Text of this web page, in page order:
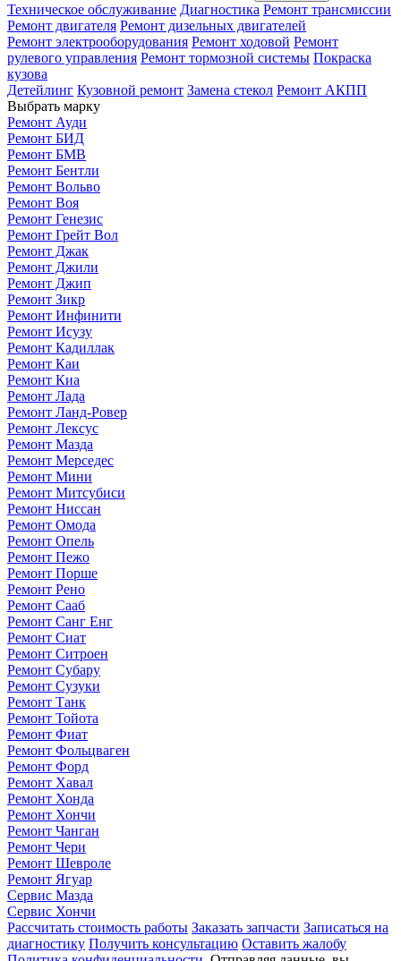
Техническое обслуживание Диагностика Ремонт трансмиссии
Ремонт двигателя Ремонт дизельных двигателей
Ремонт электрооборудования Ремонт ходовой Ремонт
рулевого управления Ремонт тормозной системы Покраска
кузова
Детейлинг Кузовной ремонт Замена стекол Ремонт АКПП
Выбрать марку
Ремонт Ауди
Ремонт БИД
Ремонт БМВ
Ремонт Бентли
Ремонт Вольво
Ремонт Воя
Ремонт Генезис
Ремонт Грейт Вол
Ремонт Джак
Ремонт Джили
Ремонт Джип
Ремонт Зикр
Ремонт Инфинити
Ремонт Исузу
Ремонт Кадиллак
Ремонт Каи
Ремонт Киа
Ремонт Лада
Ремонт Ланд-Ровер
Ремонт Лексус
Ремонт Мазда
Ремонт Мерседес
Ремонт Мини
Ремонт Митсубиси
Ремонт Ниссан
Ремонт Омода
Ремонт Опель
Ремонт Пежо
Ремонт Порше
Ремонт Рено
Ремонт Сааб
Ремонт Санг Енг
Ремонт Сиат
Ремонт Ситроен
Ремонт Субару
Ремонт Сузуки
Ремонт Танк
Ремонт Тойота
Ремонт Фиат
Ремонт Фольцваген
Ремонт Форд
Ремонт Хавал
Ремонт Хонда
Ремонт Хончи
Ремонт Чанган
Ремонт Чери
Ремонт Шевроле
Ремонт Ягуар
Сервис Мазда
Сервис Хончи
Рассчитать стоимость работы Заказать запчасти Записаться на
диагностику Получить консультацию Оставить жалобу